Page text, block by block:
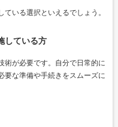
いる選択といえるでしょう。
している方
術が必要です。自分で日常的に
要な準備や手続きをスムーズに